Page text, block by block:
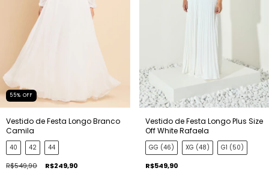
55% OFF
Vestido de Festa Longo Branco
Camila
40 42 44
R$549,90 R$249,90
Vestido de Festa Longo Plus Size
Off White Rafaela
GG (46) XG (48) G1 (50)
R$549,90